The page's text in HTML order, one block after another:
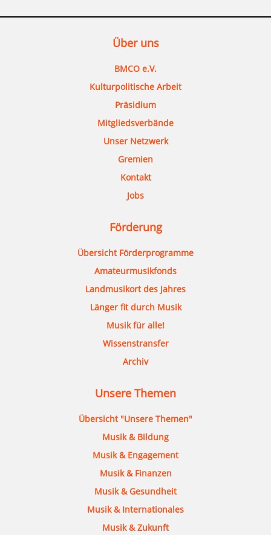
Über uns
BMCO e.V.
Kulturpolitische Arbeit
Präsidium
Mitgliedsverbände
Unser Netzwerk
Gremien
Kontakt
Jobs
Förderung
Übersicht Förderprogramme
Amateurmusikfonds
Landmusikort des Jahres
Länger fit durch Musik
Musik für alle!
Wissenstransfer
Archiv
Unsere Themen
Übersicht "Unsere Themen"
Musik & Bildung
Musik & Engagement
Musik & Finanzen
Musik & Gesundheit
Musik & Internationales
Musik & Zukunft